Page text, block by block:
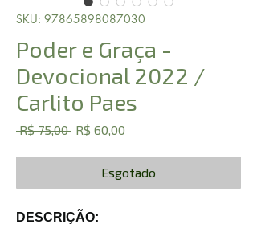
SKU: 97865898087030
Poder e Graça -
Devocional 2022 /
Carlito Paes
R$ 75,00 Preço
R$ 60,00
Esgotado
DESCRIÇÃO: